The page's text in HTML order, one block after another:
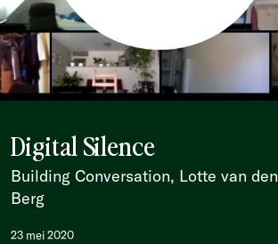
Digital Silence
Building Conversation, Lotte van den
Berg
23 mei 2020